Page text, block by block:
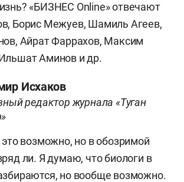
«БИЗНЕС Online» отвечают
Борис Межуев, Шамиль Агеев,
Айрат Фаррахов, Максим
Аминов и др.
Исхаков
редактор журнала «Туган
возможно, но в обозримой
ли. Я думаю, что биологи в
но вообще возможно.